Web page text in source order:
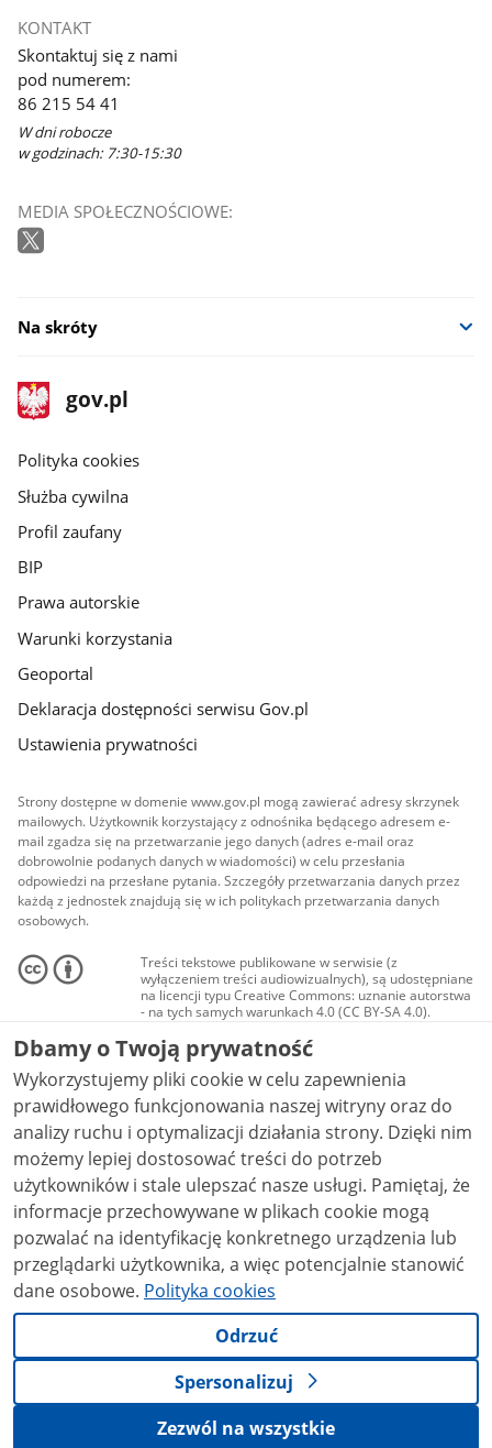
KONTAKT
Skontaktuj się z nami
pod numerem:
86 215 54 41
W dni robocze
w godzinach: 7:30-15:30
MEDIA SPOŁECZNOŚCIOWE:
Na skróty
stopka
gov.pl
Strona
gov.pl
gov.pl
Polityka cookies
Służba cywilna
Profil zaufany
BIP
Prawa autorskie
Warunki korzystania
Geoportal
Deklaracja dostępności serwisu Gov.pl
Ustawienia prywatności
Strony dostępne w domenie www.gov.pl mogą zawierać adresy skrzynek
mailowych. Użytkownik korzystający z odnośnika będącego adresem e-
mail zgadza się na przetwarzanie jego danych (adres e-mail oraz
dobrowolnie podanych danych w wiadomości) w celu przesłania
odpowiedzi na przesłane pytania. Szczegóły przetwarzania danych przez
każdą z jednostek znajdują się w ich politykach przetwarzania danych
osobowych.
Treści tekstowe publikowane w serwisie (z
wyłączeniem treści audiowizualnych), są udostępniane
na licencji typu Creative Commons: uznanie autorstwa
- na tych samych warunkach 4.0 (CC BY-SA 4.0).
Materiały audiowizualne, w tym zdjęcia, materiały
audio i wideo, są udostępniane na licencji typu
Creative Commons: uznanie autorstwa użycie
niekomercyjne - bez utworów zależnych 4.0 (CC BY-
NC-ND 4.0), o ile nie jest to stwierdzone inaczej.
Dbamy o Twoją prywatność
Wykorzystujemy pliki cookie w celu zapewnienia
prawidłowego funkcjonowania naszej witryny oraz do
analizy ruchu i optymalizacji działania strony. Dzięki nim
możemy lepiej dostosować treści do potrzeb
użytkowników i stale ulepszać nasze usługi. Pamiętaj, że
informacje przechowywane w plikach cookie mogą
pozwalać na identyfikację konkretnego urządzenia lub
przeglądarki użytkownika, a więc potencjalnie stanowić
dane osobowe. Polityka cookies
Odrzuć
Spersonalizuj
Zezwól na wszystkie